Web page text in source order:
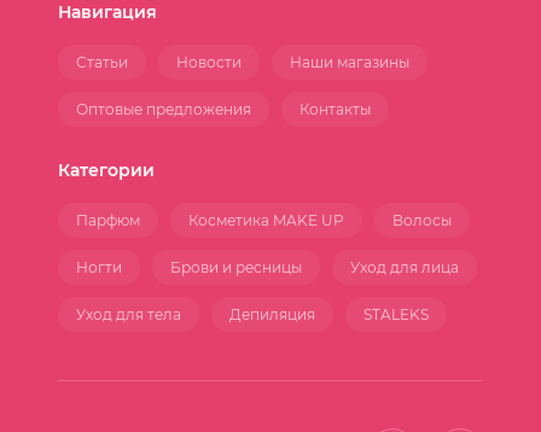
Статьи Новости Наши магазины
Оптовые предложения Контакты
Навигация
Парфюм Косметика MAKE UP Волосы
Ногти Брови и ресницы Уход для лица
Уход для тела Депиляция STALEKS
Категории